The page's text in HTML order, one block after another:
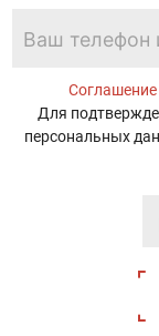
Для
персональных